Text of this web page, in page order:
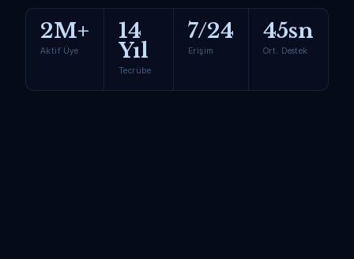
2M+
Aktif Üye
14
Yıl
Tecrübe
7/24
Erişim
45sn
Ort. Destek